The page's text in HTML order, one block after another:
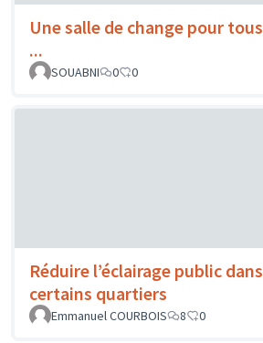
Une salle de change pour tous
...
SOUABNI
0 0
Réduire l’éclairage public dans
certains quartiers
Emmanuel COURBOIS
8 0